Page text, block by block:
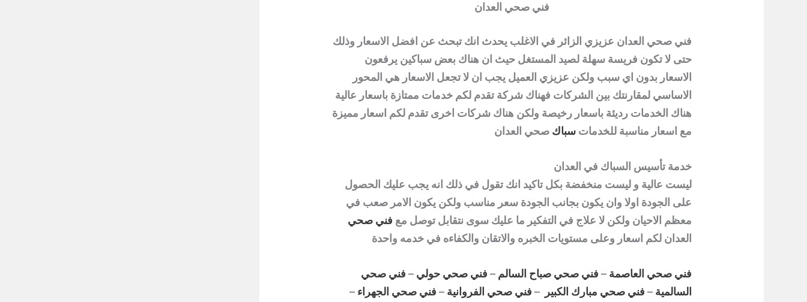
فني صحي العدان
فني صحي العدان عزيزي الزائر في الاغلب يحدث انك تبحث عن افضل الاسعار وذلك
حتى لا تكون فريسة سهلة لصيد المستغل حيث ان هناك بعض سباكين يرفعون
الاسعار بدون اي سبب ولكن عزيزي العميل يجب ان لا تجعل الاسعار هي المحور
الاساسي لمقارنتك بين الشركات فهناك شركة تقدم لكم خدمات ممتازة باسعار عالية
هناك الخدمات رديئة باسعار رخيصة ولكن هناك شركات اخرى تقدم لكم اسعار مميزة
مع اسعار مناسبة للخدماتسباك صحي العدان
خدمة تأسيس السباك في العدان
ليست عالية و ليست منخفضة بكل تاكيد انك تقول في ذلك انه يجب عليك الحصول
على الجودة اولا وان يكون بجانب الجودة سعر مناسب ولكن يكون الامر صعب في
معظم الاحيان ولكن لا علاج في التفكير ما عليك سوى نتقابل توصل مع فني صحي
العدان لكم اسعار وعلى مستويات الخبره والاتقان والكفاءه في خدمه واحدة
فني صحي العاصمة – فني صحي صباح السالم – فني صحي حولي – فني صحي
السالمية – فني صحي مبارك الكبير – فني صحي الفروانية – فني صحي الجهراء –